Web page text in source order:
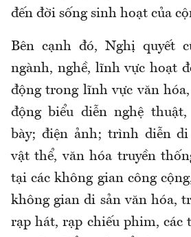
đến đời sống sinh hoạt của
Bên cạnh đó, Nghị quyết
ngành, nghề, lĩnh vực hoạt
động trong lĩnh vực văn
động biểu diễn nghệ
bày; điện ảnh; trình diễn
vật thể, văn hóa truyền
tại các không gian công
không gian di sản văn hóa,
rạp hát, rạp chiếu phim, các